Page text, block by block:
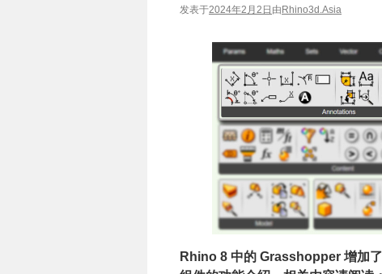
发表于2024年2月2日 由 Rhino3d.Asia
Rhino 8 中的 Grasshopper 增加